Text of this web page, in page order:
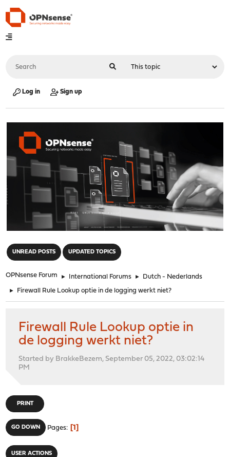
Log in Sign up
UNREAD POSTS UPDATED TOPICS
OPNsense Forum ► International Forums ► Dutch - Nederlands
► Firewall Rule Lookup optie in de logging werkt niet?
Firewall Rule Lookup optie in
de logging werkt niet?
Started by BrakkeBezem, September 05, 2022, 03:02:14
PM
PRINT
GO DOWN Pages 1
USER ACTIONS